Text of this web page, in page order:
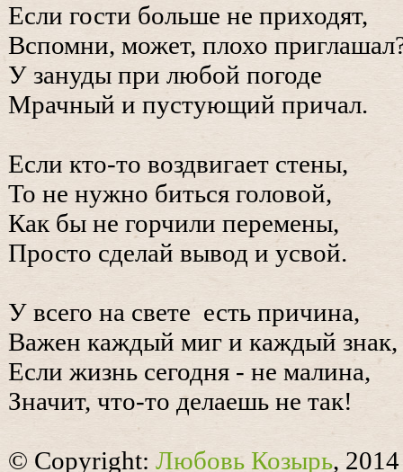
Если гости больше не приходят,
Вспомни, может, плохо
У зануды при любой погоде
Мрачный и пустующий причал.
Если кто-то воздвигает стены,
То не нужно биться головой,
Как бы не горчили перемены,
Просто сделай вывод и усвой.
У всего на свете есть причина,
Важен каждый миг и каждый знак,
Если жизнь сегодня - не малина,
Значит, что-то делаешь не так!
© Copyright: Любовь Козырь, 2014